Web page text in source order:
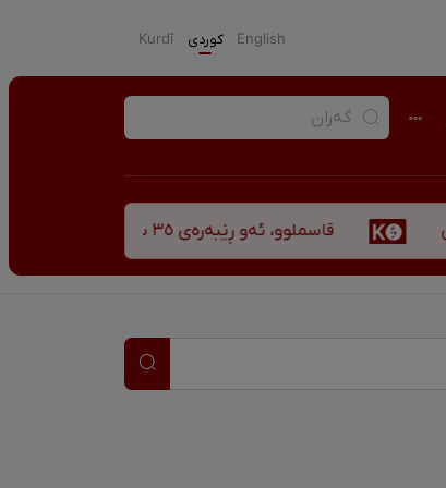
English كوردی Kurdî
قاسملوو، ئەو ڕێبەرەی ٣٥ ساڵ پاش شەهید بوونیشی ڕێبازەکەی هەر زیندووە